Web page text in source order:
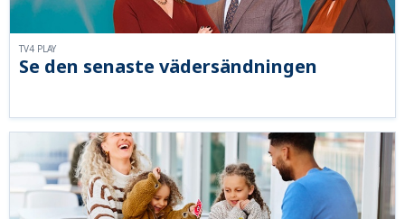
Se den senaste vädersändningen
TV4 PLAY